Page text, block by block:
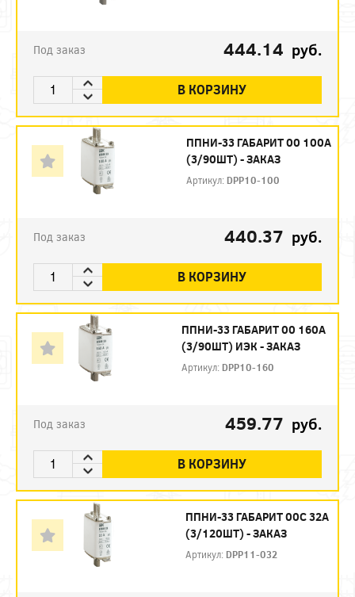
Под заказ 444.14 руб.
В КОРЗИНУ
ППНИ-33 ГАБАРИТ 00 100А
(3/90ШТ) - ЗАКАЗ
Артикул:DPP10-100
Под заказ 440.37 руб.
В КОРЗИНУ
ППНИ-33 ГАБАРИТ 00 160А
(3/90ШТ) ИЭК - ЗАКАЗ
Артикул:DPP10-160
Под заказ 459.77 руб.
В КОРЗИНУ
ППНИ-33 ГАБАРИТ 00С 32А
(3/120ШТ) - ЗАКАЗ
Артикул:DPP11-032